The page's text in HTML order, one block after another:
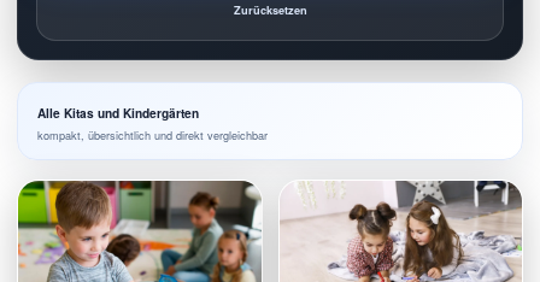
Zurücksetzen
Alle Kitas und Kindergärten
kompakt, übersichtlich und direkt vergleichbar